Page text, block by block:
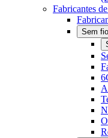
Fabricantes
Sem fio